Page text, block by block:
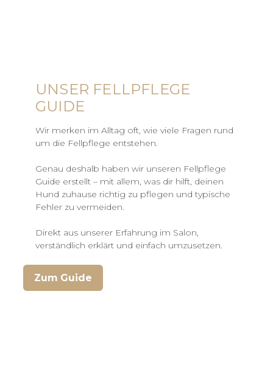
UNSER FELLPFLEGE
GUIDE
Wir merken im Alltag oft, wie viele Fragen rund
um die Fellpflege entstehen.
Genau deshalb haben wir unseren Fellpflege
Guide erstellt – mit allem, was dir hilft, deinen
Hund zuhause richtig zu pflegen und typische
Fehler zu vermeiden.
Direkt aus unserer Erfahrung im Salon,
verständlich erklärt und einfach umzusetzen.
Zum Guide